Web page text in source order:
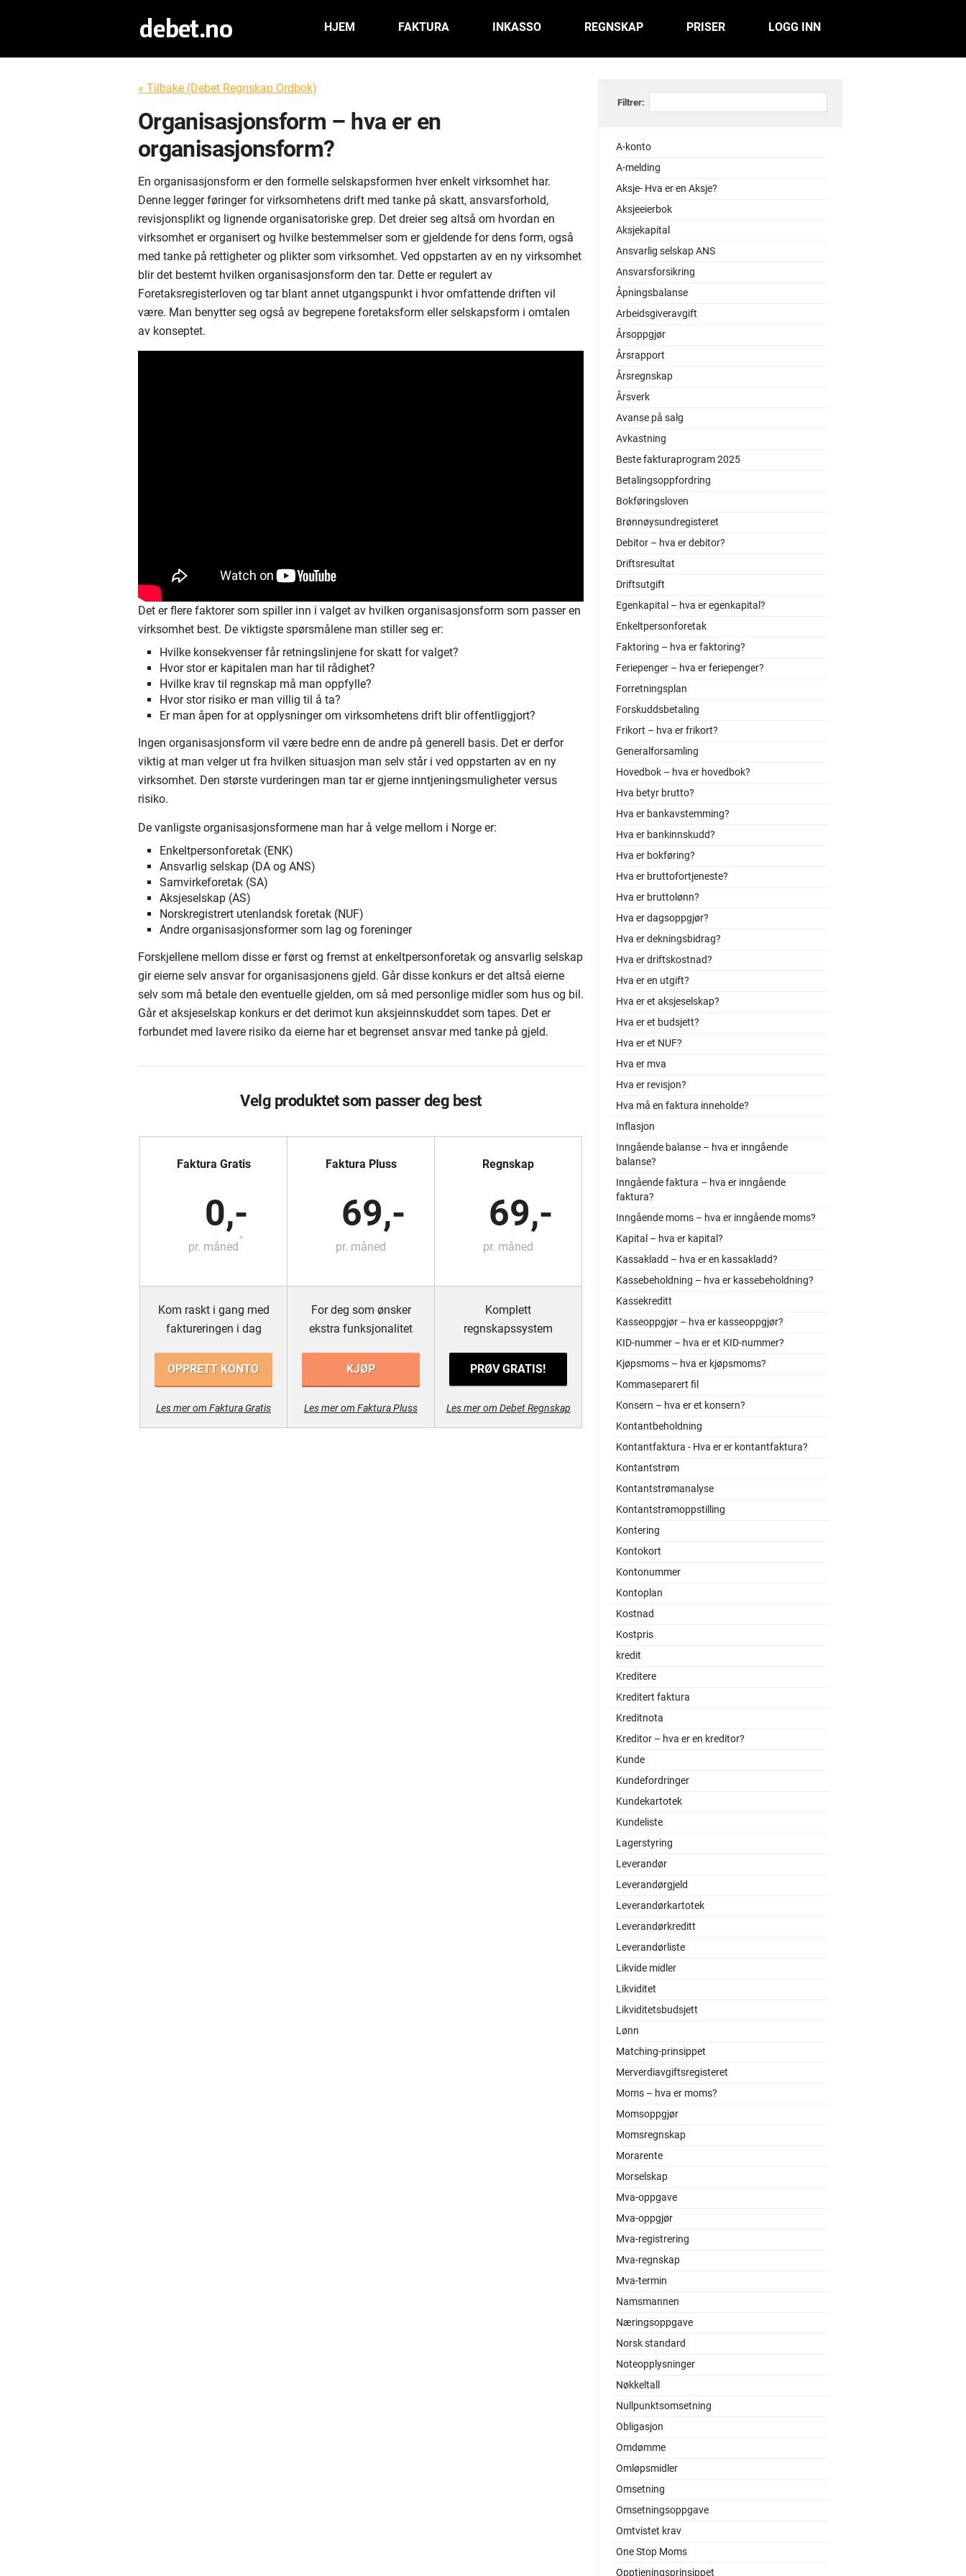
LOGG INN
PRISER
REGNSKAP
INKASSO
FAKTURA
HJEM
« Tilbake (Debet Regnskap Ordbok)
Organisasjonsform – hva er en
organisasjonsform?
En organisasjonsform er den formelle selskapsformen hver enkelt virksomhet har.
Denne legger føringer for virksomhetens drift med tanke på skatt, ansvarsforhold,
revisjonsplikt og lignende organisatoriske grep. Det dreier seg altså om hvordan en
virksomhet er organisert og hvilke bestemmelser som er gjeldende for dens form, også
med tanke på rettigheter og plikter som virksomhet. Ved oppstarten av en ny virksomhet
blir det bestemt hvilken organisasjonsform den tar. Dette er regulert av
Foretaksregisterloven og tar blant annet utgangspunkt i hvor omfattende driften vil
være. Man benytter seg også av begrepene foretaksform eller selskapsform i omtalen
av konseptet.
Det er flere faktorer som spiller inn i valget av hvilken organisasjonsform som passer en
virksomhet best. De viktigste spørsmålene man stiller seg er:
Hvilke konsekvenser får retningslinjene for skatt for valget?
Hvor stor er kapitalen man har til rådighet?
Hvilke krav til regnskap må man oppfylle?
Hvor stor risiko er man villig til å ta?
Er man åpen for at opplysninger om virksomhetens drift blir offentliggjort?
Ingen organisasjonsform vil være bedre enn de andre på generell basis. Det er derfor
viktig at man velger ut fra hvilken situasjon man selv står i ved oppstarten av en ny
virksomhet. Den største vurderingen man tar er gjerne inntjeningsmuligheter versus
risiko.
De vanligste organisasjonsformene man har å velge mellom i Norge er:
Enkeltpersonforetak (ENK)
Ansvarlig selskap (DA og ANS)
Samvirkeforetak (SA)
Aksjeselskap (AS)
Norskregistrert utenlandsk foretak (NUF)
Andre organisasjonsformer som lag og foreninger
Forskjellene mellom disse er først og fremst at enkeltpersonforetak og ansvarlig selskap
gir eierne selv ansvar for organisasjonens gjeld. Går disse konkurs er det altså eierne
selv som må betale den eventuelle gjelden, om så med personlige midler som hus og bil.
Går et aksjeselskap konkurs er det derimot kun aksjeinnskuddet som tapes. Det er
forbundet med lavere risiko da eierne har et begrenset ansvar med tanke på gjeld.
Velg produktet som passer deg best
Faktura Gratis
0,-
pr. måned
*
Kom raskt i gang med
faktureringen i dag
OPPRETT KONTO
Les mer om Faktura Gratis
Faktura Pluss
69,-
pr. måned
For deg som ønsker
ekstra funksjonalitet
KJØP
Les mer om Faktura Pluss
Regnskap
69,-
pr. måned
Komplett
regnskapssystem
PRØV GRATIS!
Les mer om Debet Regnskap
Filtrer:
A-konto
A-melding
Aksje- Hva er en Aksje?
Aksjeeierbok
Aksjekapital
Ansvarlig selskap ANS
Ansvarsforsikring
Åpningsbalanse
Arbeidsgiveravgift
Årsoppgjør
Årsrapport
Årsregnskap
Årsverk
Avanse på salg
Avkastning
Beste fakturaprogram 2025
Betalingsoppfordring
Bokføringsloven
Brønnøysundregisteret
Debitor – hva er debitor?
Driftsresultat
Driftsutgift
Egenkapital – hva er egenkapital?
Enkeltpersonforetak
Faktoring – hva er faktoring?
Feriepenger – hva er feriepenger?
Forretningsplan
Forskuddsbetaling
Frikort – hva er frikort?
Generalforsamling
Hovedbok – hva er hovedbok?
Hva betyr brutto?
Hva er bankavstemming?
Hva er bankinnskudd?
Hva er bokføring?
Hva er bruttofortjeneste?
Hva er bruttolønn?
Hva er dagsoppgjør?
Hva er dekningsbidrag?
Hva er driftskostnad?
Hva er en utgift?
Hva er et aksjeselskap?
Hva er et budsjett?
Hva er et NUF?
Hva er mva
Hva er revisjon?
Hva må en faktura inneholde?
Inflasjon
Inngående balanse – hva er inngående
balanse?
Inngående faktura – hva er inngående
faktura?
Inngående moms – hva er inngående moms?
Kapital – hva er kapital?
Kassakladd – hva er en kassakladd?
Kassebeholdning – hva er kassebeholdning?
Kassekreditt
Kasseoppgjør – hva er kasseoppgjør?
KID-nummer – hva er et KID-nummer?
Kjøpsmoms – hva er kjøpsmoms?
Kommaseparert fil
Konsern – hva er et konsern?
Kontantbeholdning
Kontantfaktura - Hva er er kontantfaktura?
Kontantstrøm
Kontantstrømanalyse
Kontantstrømoppstilling
Kontering
Kontokort
Kontonummer
Kontoplan
Kostnad
Kostpris
kredit
Kreditere
Kreditert faktura
Kreditnota
Kreditor – hva er en kreditor?
Kunde
Kundefordringer
Kundekartotek
Kundeliste
Lagerstyring
Leverandør
Leverandørgjeld
Leverandørkartotek
Leverandørkreditt
Leverandørliste
Likvide midler
Likviditet
Likviditetsbudsjett
Lønn
Matching-prinsippet
Merverdiavgiftsregisteret
Moms – hva er moms?
Momsoppgjør
Momsregnskap
Morarente
Morselskap
Mva-oppgave
Mva-oppgjør
Mva-registrering
Mva-regnskap
Mva-termin
Namsmannen
Næringsoppgave
Norsk standard
Noteopplysninger
Nøkkeltall
Nullpunktsomsetning
Obligasjon
Omdømme
Omløpsmidler
Omsetning
Omsetningsoppgave
Omtvistet krav
One Stop Moms
Opptjeningsprinsippet